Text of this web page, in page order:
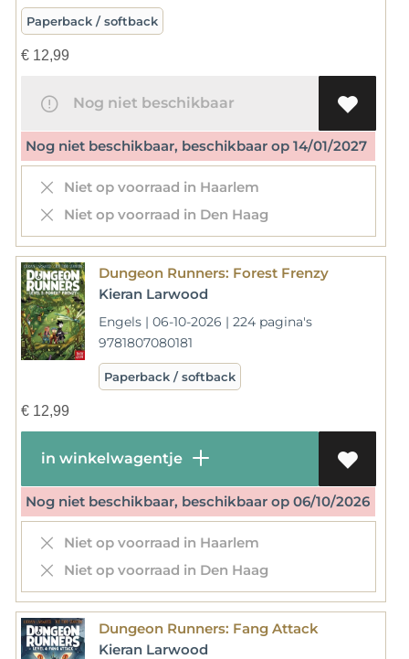
Paperback / softback
€12,99
Nog niet beschikbaar
Nog niet beschikbaar, beschikbaar op 14/01/2027
Niet op voorraad in Haarlem
Niet op voorraad in Den Haag
Dungeon Runners: Forest Frenzy
Kieran Larwood
Engels | 06-10-2026 | 224 pagina's
9781807080181
Paperback / softback
€12,99
in winkelwagentje
Nog niet beschikbaar, beschikbaar op 06/10/2026
Niet op voorraad in Haarlem
Niet op voorraad in Den Haag
Dungeon Runners: Fang Attack
Kieran Larwood